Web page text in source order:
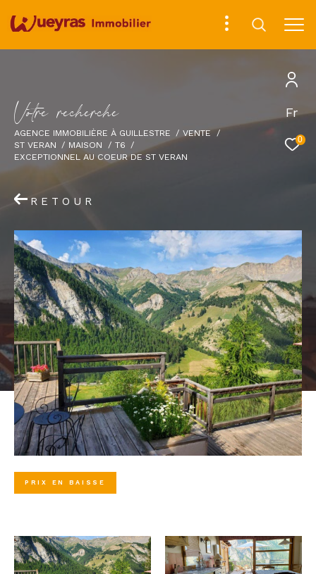
Fr
0
Votre recherche
AGENCE IMMOBILIÈRE À GUILLESTRE
VENTE
ST VERAN
MAISON
T6
EXCEPTIONNEL AU COEUR DE ST VERAN
RETOUR
PRIX EN BAISSE